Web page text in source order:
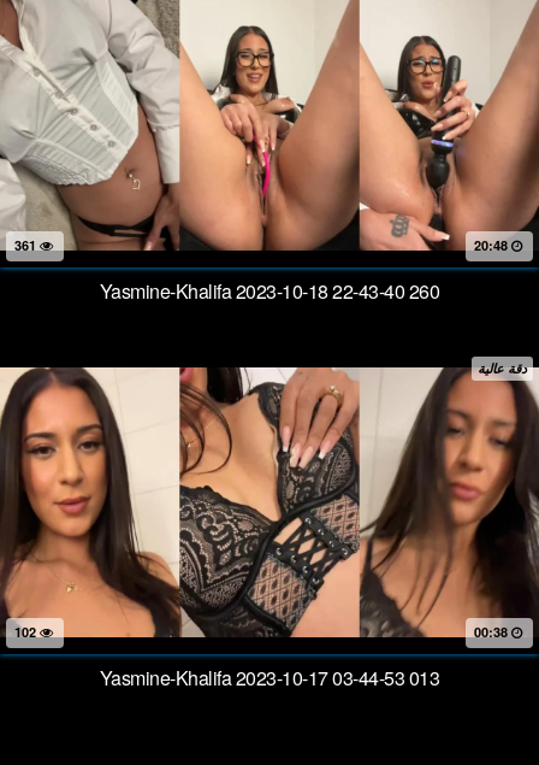
20:48
Yasmine-Khalifa 2023-10-18 22-43-40 260
دقة عالية
00:38
Yasmine-Khalifa 2023-10-17 03-44-53 013